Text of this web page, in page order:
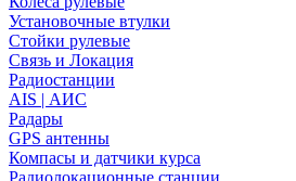
Установочные втулки
Стойки рулевые
Связь и Локация
Радиостанции
AIS | АИС
Радары
GPS антенны
Компасы и датчики курса
Радиолокационные станции